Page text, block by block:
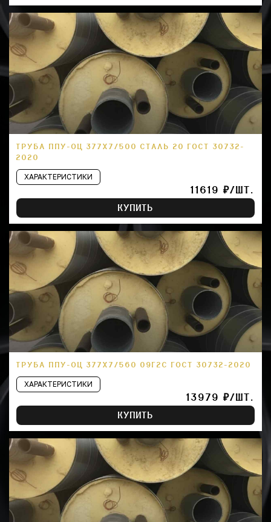
ТРУБА ППУ-ОЦ 377Х7/500 СТАЛЬ 20 ГОСТ 30732-
2020
ХАРАКТЕРИСТИКИ
11619 ₽/ШТ.
КУПИТЬ
ТРУБА ППУ-ОЦ 377Х7/560 09Г2С ГОСТ 30732-2020
ХАРАКТЕРИСТИКИ
13979 ₽/ШТ.
КУПИТЬ